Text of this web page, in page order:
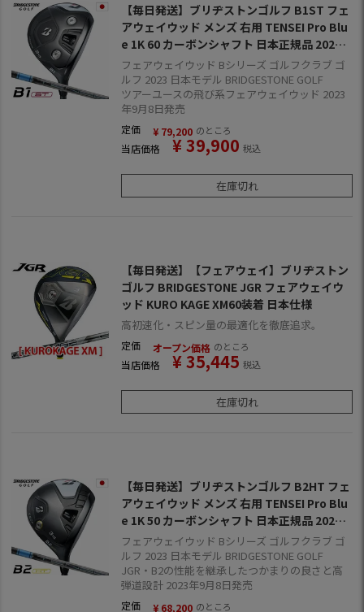
【毎日発送】ブリヂストンゴルフ B1ST フェ
アウェイウッド メンズ 右用 TENSEI Pro Blu
e 1K 60 カーボンシャフト 日本正規品 2023
年モデル
フェアウェイウッド Bシリーズ ゴルフクラブ ゴ
ルフ 2023 日本モデル BRIDGESTONE GOLF
ツアーユースの飛び系フェアウェイウッド 2023
年9月8日発売
定価 ¥ 79,200 のところ
当店価格 ¥39,900 税込
在庫切れ
【毎日発送】【フェアウェイ】ブリヂストン
ゴルフ BRIDGESTONE JGR フェアウェイウ
ッド KURO KAGE XM60装着 日本仕様
高初速化・スピン量の最適化を徹底追求。
定価 オープン価格 のところ
当店価格 ¥35,445 税込
在庫切れ
【毎日発送】ブリヂストンゴルフ B2HT フェ
アウェイウッド メンズ 右用 TENSEI Pro Blu
e 1K 50 カーボンシャフト 日本正規品 2023
年モデル
フェアウェイウッド Bシリーズ ゴルフクラブ ゴ
ルフ 2023 日本モデル BRIDGESTONE GOLF
JGR・B2の性能を継承したつかまりの良さと高
弾道設計 2023年9月8日発売
定価 ¥ 68,200 のところ